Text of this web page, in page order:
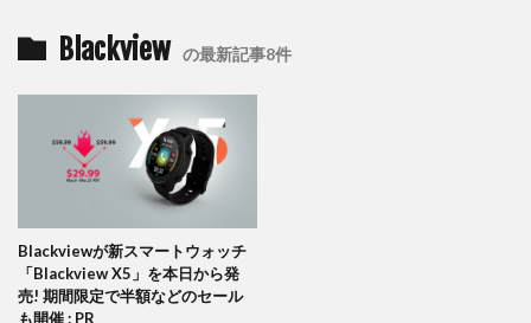
Blackview の最新記事8件
Blackviewが新スマートウォッチ
「Blackview X5」を本日から発
売! 期間限定で半額などのセール
も開催 : PR